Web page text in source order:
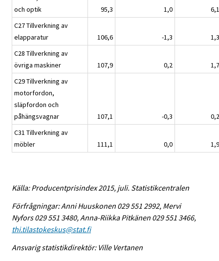
och optik
95,3 1,0
6,1
C27 Tillverkning av
elapparatur
106,6 -1,3
1,3
C28 Tillverkning av
övriga maskiner
107,9 0,2
1,7
C29 Tillverkning av
motorfordon,
släpfordon och
påhängsvagnar
107,1 -0,3
0,2
C31 Tillverkning av
möbler
111,1 0,0 1,9
Källa: Producentprisindex 2015, juli. Statistikcentralen
Förfrågningar: Anni Huuskonen 029 551 2992, Mervi
Nyfors 029 551 3480, Anna-Riikka Pitkänen 029 551 3466,
thi.tilastokeskus@stat.fi
Ansvarig statistikdirektör: Ville Vertanen